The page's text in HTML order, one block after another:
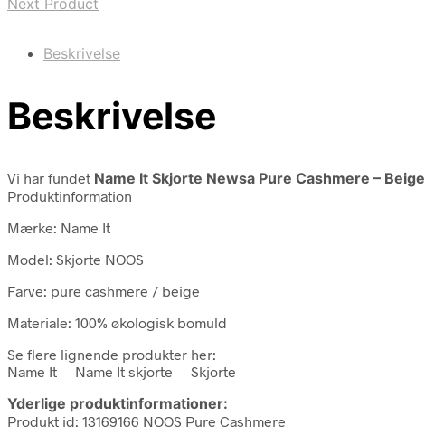
Beskrivelse
Beskrivelse
Vi har fundet Name It Skjorte Newsa Pure Cashmere – Beige
Produktinformation
Mærke: Name It
Model: Skjorte NOOS
Farve: pure cashmere / beige
Materiale: 100% økologisk bomuld
Se flere lignende produkter her:
Name It Name It skjorte Skjorte
Yderlige produktinformationer:
Produkt id: 13169166 NOOS Pure Cashmere